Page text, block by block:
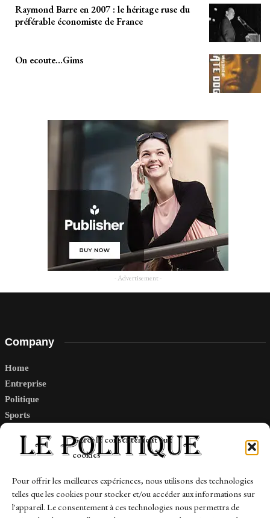
Gérer le consentement aux
cookies
Pour offrir les meilleures expériences, nous utilisons des technologies
telles que les cookies pour stocker et/ou accéder aux informations sur
l'appareil. Le consentement à ces technologies nous permettra de
Raymond Barre en 2007 : le héritage ruse du
préférable économiste de France
On ecoute…Gims
- Advertisement -
Company
Home
Entreprise
Politique
Sports
Links